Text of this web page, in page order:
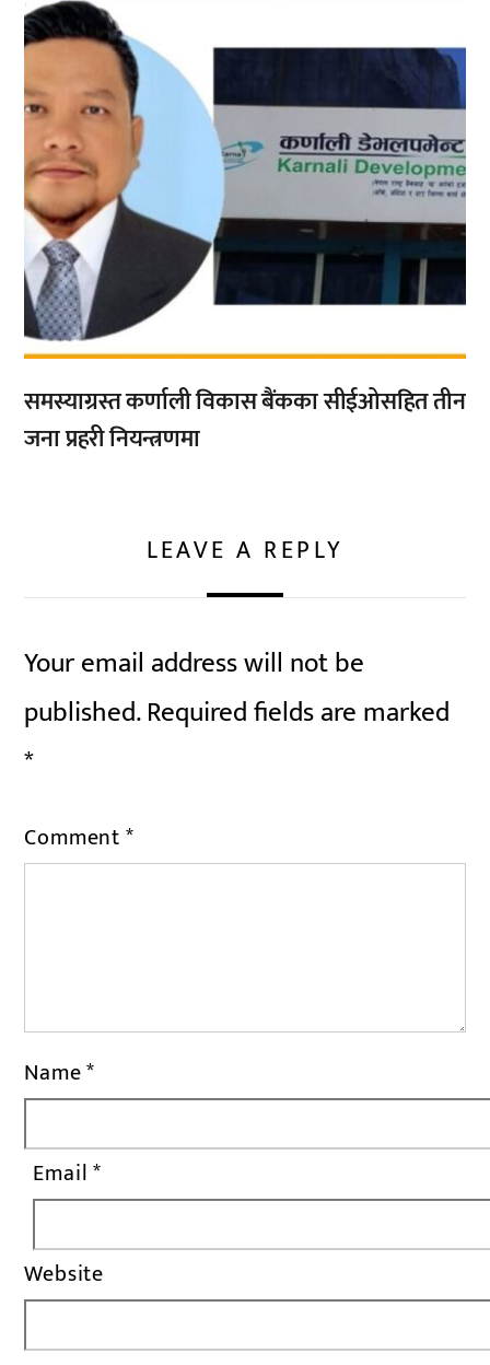
समस्याग्रस्त कर्णाली विकास बैंकका सीईओसहित तीन
जना प्रहरी नियन्त्रणमा
LEAVE A REPLY
Your email address will not be
published.Required fields are marked
*
Comment*
Name*
Email*
Website